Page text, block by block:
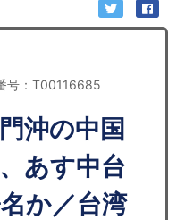
号：T00116685
沖の中国
あす中台
か／台湾